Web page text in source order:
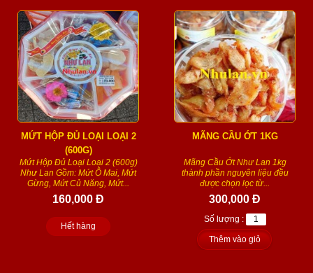
MỨT HỘP ĐỦ LOẠI LOẠI 2
(600G)
Mứt Hộp Đủ Loại Loại 2 (600g)
Như Lan Gồm: Mứt Ô Mai, Mứt
Gừng, Mứt Củ Năng, Mứt...
160,000 Đ
Hết hàng
MÃNG CẦU ỚT 1KG
Mãng Cầu Ớt Như Lan 1kg
thành phần nguyên liệu đều
được chọn lọc từ...
300,000 Đ
Số lượng :
Thêm vào giỏ